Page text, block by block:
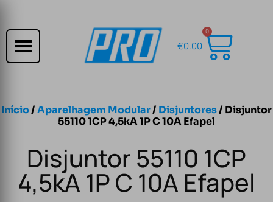
€0.00
0
Início/Aparelhagem Modular/ Disjuntores/ Disjuntor
55110 1CP 4,5kA 1P C 10A Efapel
Disjuntor 55110 1CP
4,5kA 1P C 10A Efapel